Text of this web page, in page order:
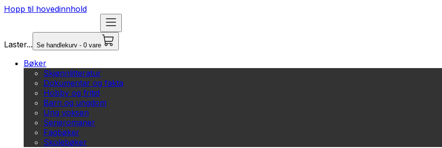
Hopp til hovedinnhold
Laster... Se handlekurv - 0 vare
Bøker
Skjønnlitteratur
Dokumentar og fakta
Hobby og fritid
Barn og ungdom
Ung voksen
Serieromaner
Fagbøker
Skolebøker